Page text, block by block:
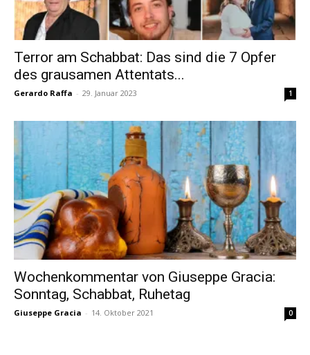
Terror am Schabbat: Das sind die 7 Opfer
des grausamen Attentats...
Gerardo Raffa - 29. Januar 2023 1
Wochenkommentar von Giuseppe Gracia:
Sonntag, Schabbat, Ruhetag
Giuseppe Gracia - 14. Oktober 2021 0